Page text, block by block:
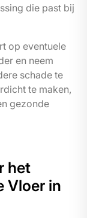
die past bij
op eventuele
en neem
schade te
te maken,
gezonde
het
Vloer in